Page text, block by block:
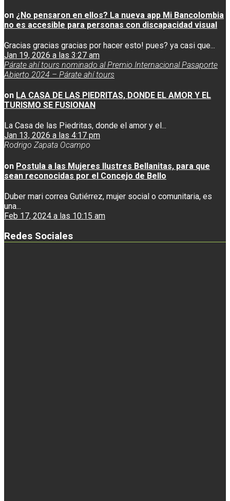
on ¿No pensaron en ellos? La nueva app Mi Bancolombia
no es accesible para personas con discapacidad visual
Gracias gracias gracias por hacer esto! pues? ya casi que...
Jan 19, 2026 a las 3:27 am
Párate ahí tours nominado al Premio Internacional Pasaporte
Abierto 2024 – Párate ahí tours
on LA CASA DE LAS PIEDRITAS, DONDE EL AMOR Y EL
TURISMO SE FUSIONAN
La Casa de las Piedritas, donde el amor y el...
Jan 13, 2026 a las 4:17 pm
Rodrigo Zapata Ocampo
on Postula a las Mujeres Ilustres Bellanitas, para que
sean reconocidas por el Concejo de Bello
Duber mari correa Gutiérrez, mujer social o comunitaria, es
una...
Feb 17, 2024 a las 10:15 am
Redes Sociales